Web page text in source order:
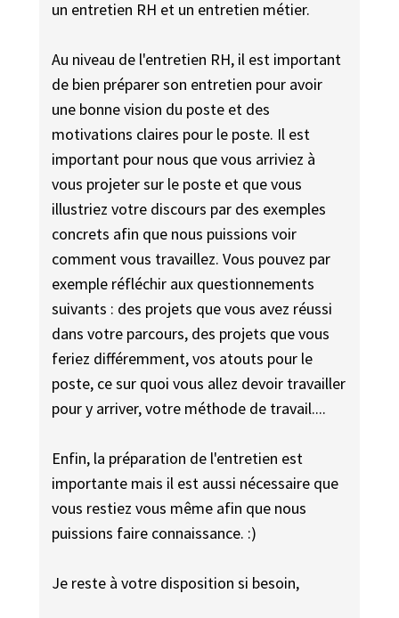
un entretien RH et un entretien métier.
Au niveau de l'entretien RH, il est important
de bien préparer son entretien pour avoir
une bonne vision du poste et des
motivations claires pour le poste. Il est
important pour nous que vous arriviez à
vous projeter sur le poste et que vous
illustriez votre discours par des exemples
concrets afin que nous puissions voir
comment vous travaillez. Vous pouvez par
exemple réfléchir aux questionnements
suivants : des projets que vous avez réussi
dans votre parcours, des projets que vous
feriez différemment, vos atouts pour le
poste, ce sur quoi vous allez devoir travailler
pour y arriver, votre méthode de travail....
Enfin, la préparation de l'entretien est
importante mais il est aussi nécessaire que
vous restiez vous même afin que nous
puissions faire connaissance. :)
Je reste à votre disposition si besoin,